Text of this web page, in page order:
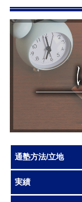
通塾方法/立地
実績